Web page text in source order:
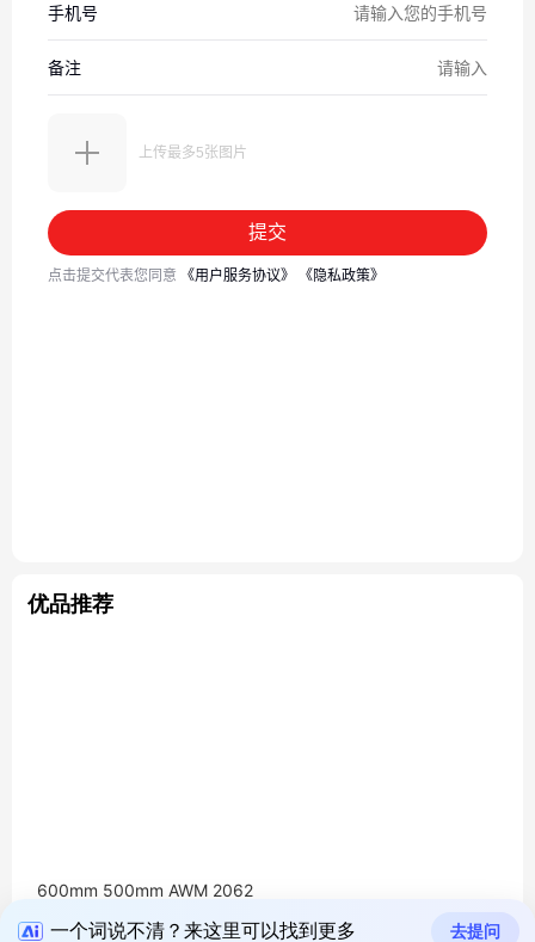
优品推荐
600mm 500mm AWM 2062
lat cable 60HZ V-by-One f
一个词说不清？来这里可以找到更多 去提问